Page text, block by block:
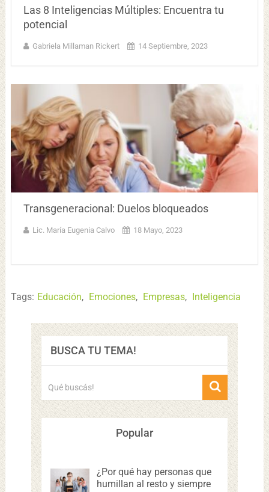
Las 8 Inteligencias Múltiples: Encuentra tu
potencial
Gabriela Millaman Rickert 14 Septiembre, 2023
Transgeneracional: Duelos bloqueados
Lic. María Eugenia Calvo 18 Mayo, 2023
Tags: Educación, Emociones, Empresas, Inteligencia
BUSCA TU TEMA!
Popular
¿Por qué hay personas que
humillan al resto y siempre